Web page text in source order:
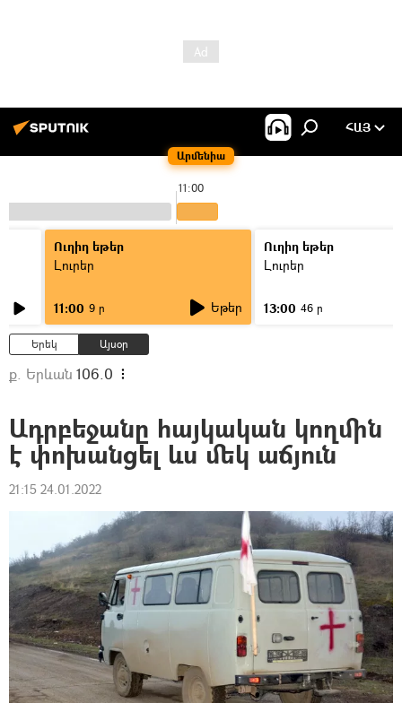
Արմենիա
ՀԱՅ
11:00
Ուղիղ եթեր
Լուրեր
11:00 9 ր Եթեր
Ուղիղ եթեր
Լուրեր
13:00 46 ր
Երեկ Այսօր
ք. Երևան 106.0
Ադրբեջանը հայկական կողմին
է փոխանցել ևս մեկ աճյուն
21:15 24.01.2022